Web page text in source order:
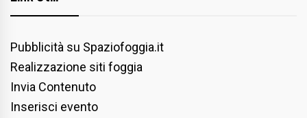
Pubblicità su Spaziofoggia.it
Realizzazione siti foggia
Invia Contenuto
Inserisci evento